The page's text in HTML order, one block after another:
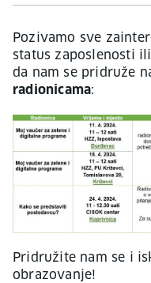
Pozivamo sve
status zaposlenosti
da nam se pridruže
radionicama:
Pridružite nam se i
obrazovanje!